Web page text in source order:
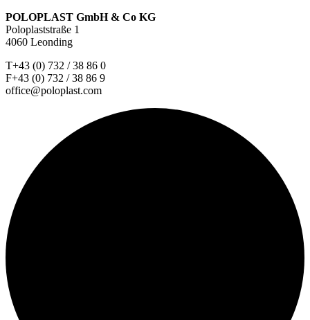
POLOPLAST GmbH & Co KG
Poloplaststraße 1
4060 Leonding
T+43 (0) 732 / 38 86 0
F+43 (0) 732 / 38 86 9
office@poloplast.com